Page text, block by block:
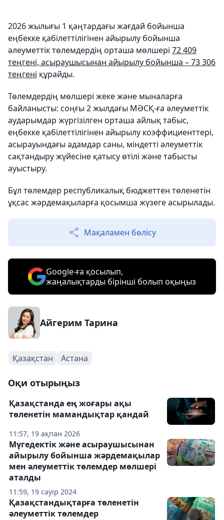
2026 жылығы 1 қаңтардағы жағдай бойынша
еңбекке қабілеттілігінен айырылу бойынша
әлеуметтік төлемдердің орташа мөлшері 72 409
теңгені, асыраушысынан айырылу бойынша – 73 306
теңгені құрайды.
Төлемдердің мөлшері жеке және мыналарға
байланысты: соңғы 2 жылдағы МӘСҚ-ға әлеуметтік
аударымдар жүргізілген орташа айлық табыс,
еңбекке қабілеттілігінен айырылу коэффициенттері,
асырауындағы адамдар саны, міндетті әлеуметтік
сақтандыру жүйесіне қатысу өтілі және табысты
ауыстыру.
Бұл төлемдер республикалық бюджеттен төленетін
ұқсас жәрдемақыларға қосымша жүзеге асырылады.
Мақаламен бөлісу
Google-ға қосылып,
жаңалықтарды бірінші болып оқыңыз
Айгерим Тарина
Қазақстан Астана
Оқи отырыңыз
11:57, 19 ақпан 2026
Қазақстанда ең жоғары ақы
төленетін мамандықтар қандай
11:59, 19 сәуір 2024
Мүгедектік және асыраушысынан
айырылу бойынша жәрдемақылар
мен әлеуметтік төлемдер мөлшері
аталды
Қазақстандықтарға төленетін
әлеуметтік төлемдер